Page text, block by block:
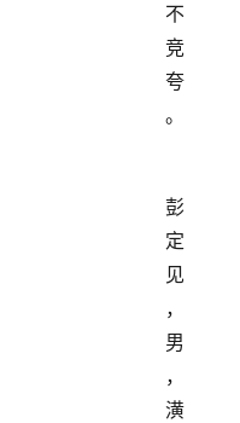
不
竞
夸
。
彭
定
见
，
男
，
潢